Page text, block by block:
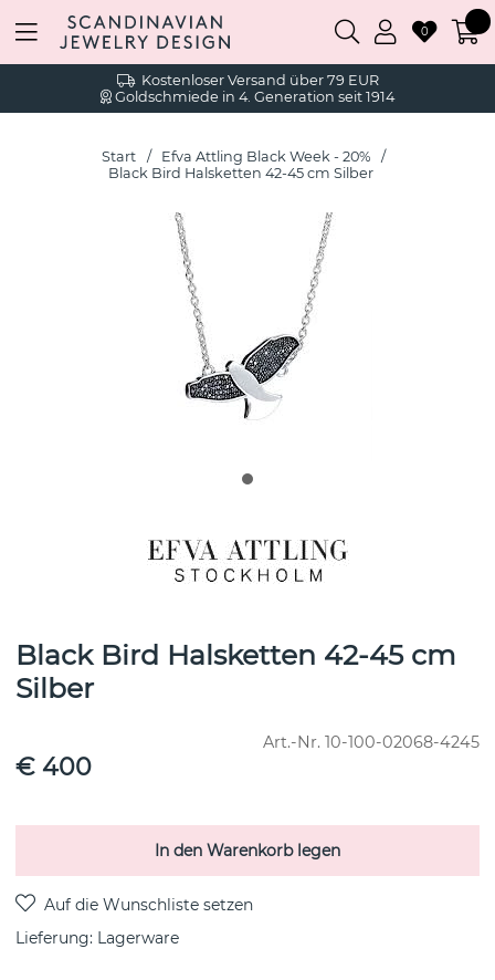
Kostenloser Versand über 79 EUR
Goldschmiede in 4. Generation seit 1914
0
Start
Efva Attling Black Week - 20%
Black Bird Halsketten 42-45 cm Silber
Black Bird Halsketten 42-45 cm
Silber
Art.-Nr. 10-100-02068-4245
€ 400
In den Warenkorb legen
Lieferung: Lagerware